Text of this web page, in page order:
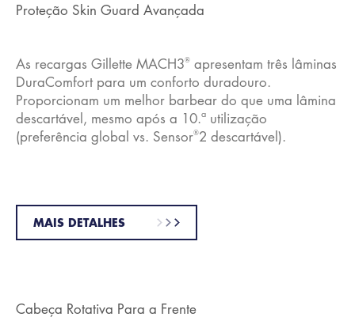
Proteção Skin Guard Avançada
As recargas Gillette MACH3® apresentam três lâminas
DuraComfort para um conforto duradouro.
Proporcionam um melhor barbear do que uma lâmina
descartável, mesmo após a 10.ª utilização
(preferência global vs. Sensor®2 descartável).
MAIS DETALHES
Cabeça Rotativa Para a Frente